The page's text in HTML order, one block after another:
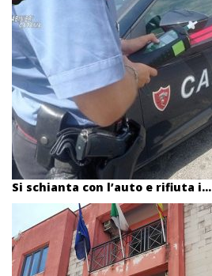
Si schianta con l’auto e rifiuta i...